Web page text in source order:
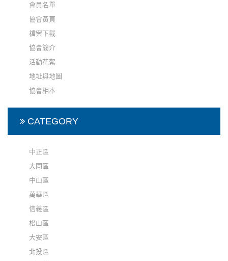
會員名單
協會黃頁
檔案下載
協會簡介
活動花絮
地址與地圖
協會相本
CATEGORY
中正區
大同區
中山區
萬華區
信義區
松山區
大安區
北投區